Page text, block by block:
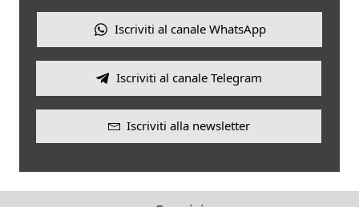
Iscriviti al canale WhatsApp
Iscriviti al canale Telegram
Iscriviti alla newsletter